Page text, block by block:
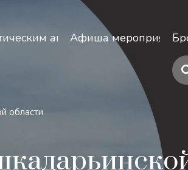
агентствам
Афиша мероприятий
области